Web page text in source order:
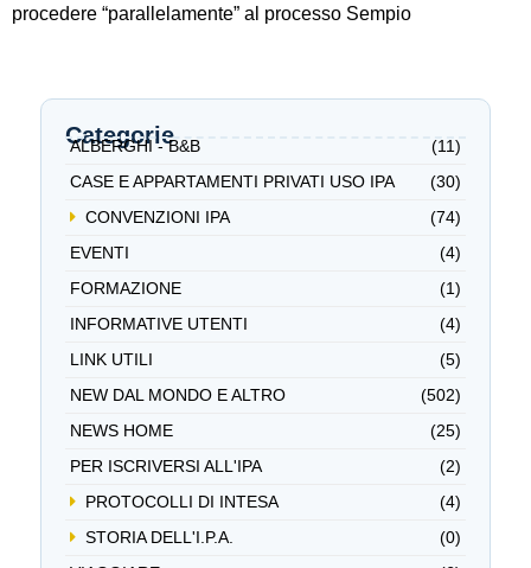
procedere “parallelamente” al processo Sempio
Categorie
ALBERGHI - B&B
(11)
CASE E APPARTAMENTI PRIVATI USO IPA
(30)
CONVENZIONI IPA
(74)
EVENTI
(4)
FORMAZIONE
(1)
INFORMATIVE UTENTI
(4)
LINK UTILI
(5)
NEW DAL MONDO E ALTRO
(502)
NEWS HOME
(25)
PER ISCRIVERSI ALL'IPA
(2)
PROTOCOLLI DI INTESA
(4)
STORIA DELL'I.P.A.
(0)